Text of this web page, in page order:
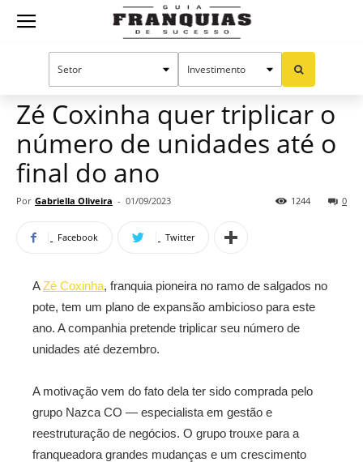
Guia
Mercado de franquias
Zé Coxinha quer triplicar o
número de unidades até o
final do ano
Por Gabriella Oliveira - 01/09/2023 0
1244
Facebook Twitter
AZé Coxinha, franquia pioneira no ramo de salgados no
pote, tem um plano de expansão ambicioso para este
ano. A companhia pretende triplicar seu número de
unidades até dezembro.
A motivação vem do fato dela ter sido comprada pelo
grupo Nazca CO — especialista em gestão e
reestruturação de negócios. O grupo trouxe para a
franqueadora grandes mudanças e um crescimento